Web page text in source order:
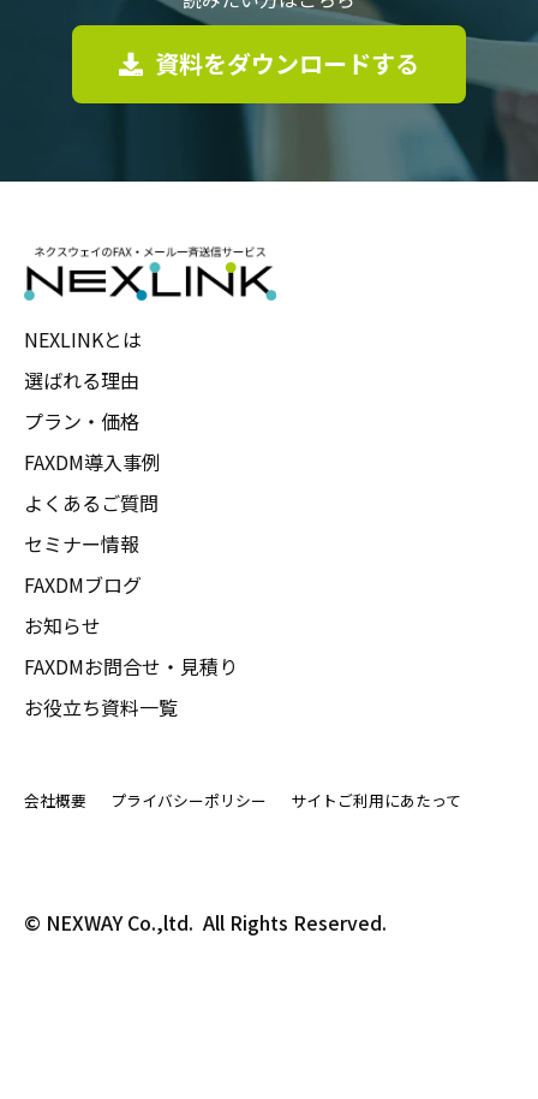
資料をダウンロードする
NEXLINKとは
選ばれる理由
プラン・価格
FAXDM導入事例
よくあるご質問
セミナー情報
FAXDMブログ
お知らせ
FAXDMお問合せ・見積り
お役立ち資料一覧
会社概要 プライバシーポリシー サイトご利用にあたって
© NEXWAY Co.,ltd.  All Rights Reserved.